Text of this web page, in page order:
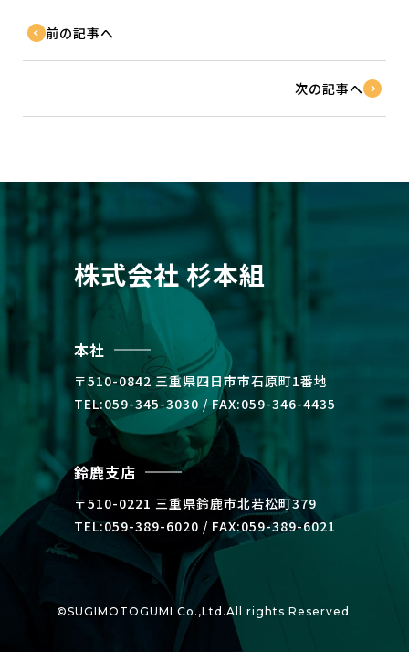
前の記事へ
次の記事へ
株式会社 杉本組
本社
〒510-0842 三重県四⽇市市⽯原町1番地
TEL:059-345-3030 / FAX:059-346-4435
鈴鹿支店
〒510-0221 三重県鈴⿅市北若松町379
TEL:059-389-6020 / FAX:059-389-6021
©SUGIMOTOGUMI Co.,Ltd.All rights Reserved.